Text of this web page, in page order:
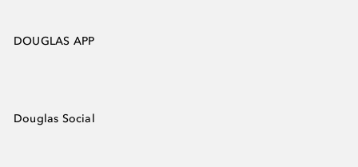
DOUGLAS APP
Douglas Social